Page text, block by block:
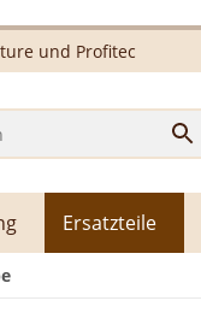
und Profitec
Ersatzteile